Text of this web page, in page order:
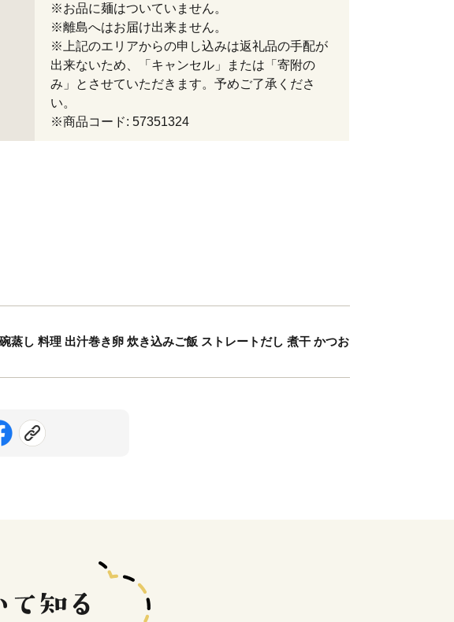
※お品に麺はついていません。
※離島へはお届け出来ません。
※上記のエリアからの申し込みは返礼品の手配が
出来ないため、「キャンセル」または「寄附の
み」とさせていただきます。予めご了承くださ
い。
※商品コード: 57351324
蒸し 料理 出汁巻き卵 炊き込みご飯 ストレートだし 煮干 かつお